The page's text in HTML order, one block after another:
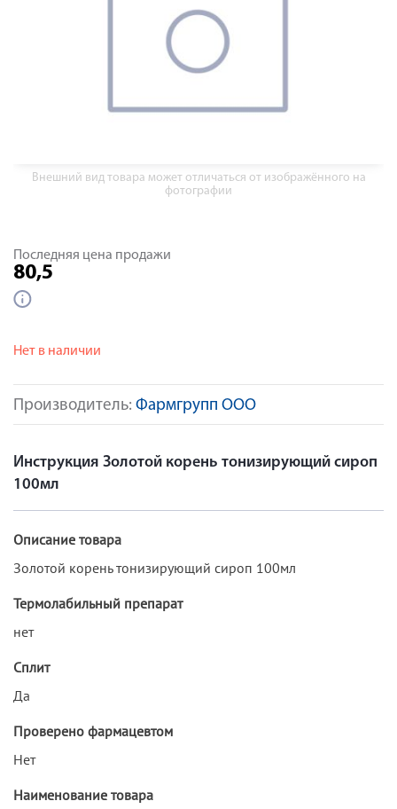
Внешний вид товара может отличаться от изображённого на
фотографии
Производитель: Фармгрупп ООО
Последняя цена продажи
80,5
Нет в наличии
Инструкция Золотой корень тонизирующий сироп
100мл
Описание товара
Золотой корень тонизирующий сироп 100мл
Термолабильный препарат
нет
Сплит
Да
Проверено фармацевтом
Нет
Наименование товара